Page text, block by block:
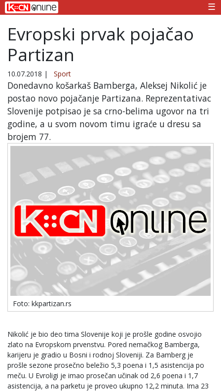
☰
Evropski prvak pojačao
Partizan
10.07.2018 | Sport
Donedavno košarkaš Bamberga, Aleksej Nikolić je
postao novo pojačanje Partizana. Reprezentativac
Slovenije potpisao je sa crno-belima ugovor na tri
godine, a u svom novom timu igraće u dresu sa
brojem 77.
Foto: kkpartizan.rs
Nikolić je bio deo tima Slovenije koji je prošle godine osvojio
zlato na Evropskom prvenstvu. Pored nemačkog Bamberga,
karijeru je gradio u Bosni i rodnoj Sloveniji. Za Bamberg je
prošle sezone prosečno beležio 5,3 poena i 1,5 asistencija po
meču. U Evroligi je imao prosečan učinak od 2,6 poena i 1,7
asistencija, a na parketu je proveo ukupno 12,2 minuta. Ima 23